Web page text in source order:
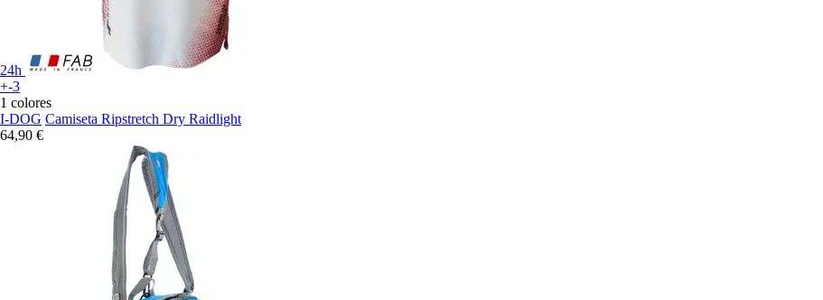
24h
+-3
1 colores
I-DOG Camiseta Ripstretch Dry Raidlight
64,90 €